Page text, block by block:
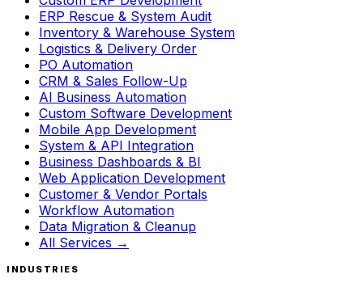
ERP Rescue & System Audit
Inventory & Warehouse System
Logistics & Delivery Order
PO Automation
CRM & Sales Follow-Up
AI Business Automation
Custom Software Development
Mobile App Development
System & API Integration
Business Dashboards & BI
Web Application Development
Customer & Vendor Portals
Workflow Automation
Data Migration & Cleanup
All Services →
INDUSTRIES